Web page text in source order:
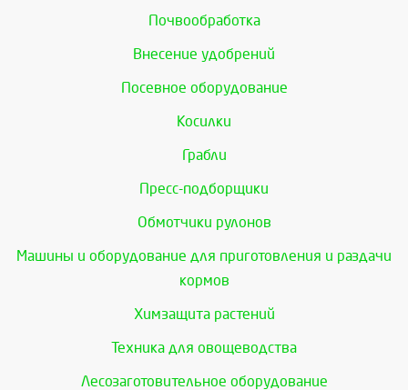
Почвообработка
Внесение удобрений
Посевное оборудование
Косилки
Грабли
Пресс-подборщики
Обмотчики рулонов
Машины и оборудование для приготовления и раздачи
кормов
Химзащита растений
Техника для овощеводства
Лесозаготовительное оборудование